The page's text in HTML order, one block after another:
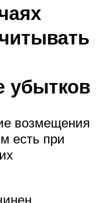
убытков
возмещения
есть при